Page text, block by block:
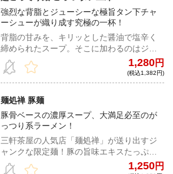
強烈な背脂とジューシーな極旨タン下チャ
ーシューが織り成す究極の一杯！
背脂の甘みを、キリッとした醤油で塩辛く
締められたスープ。そこに加わるのはジュ
ーシーかつほどけるようなタン下チャーシ
ュー。想像すらできないこのオンリーワン
な一杯を体験しよう。
1,280円
(税込1,382円)
麺処禅 豚麺
豚骨ベースの濃厚スープ、大満足必至のが
っつり系ラーメン！
三軒茶屋の人気店「麺処禅」が送り出すジ
ャンクな限定麺！豚の旨味エキスたっぷり
のスープは麺によく絡みつき、脳天直撃の
1,250円